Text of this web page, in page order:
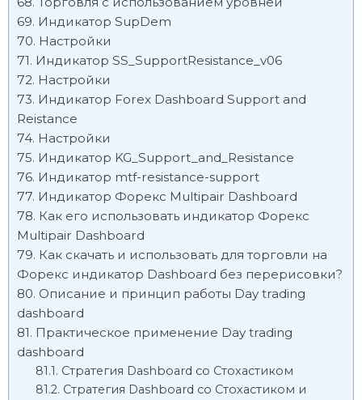
Индикатор SupDem
Настройки
Индикатор SS_SupportResistance_v06
Настройки
Индикатор Forex Dashboard Support and
Reistance
Настройки
Индикатор KG_Support_and_Resistance
Индикатор mtf-resistance-support
Индикатор Форекс Multipair Dashboard
Как его использовать индикатор Форекс
Multipair Dashboard
Как скачать и использовать для торговли на
Форекс индикатор Dashboard без перерисовки?
Описание и принцип работы Day trading
dashboard
Практическое применение Day trading
dashboard
Стратегия Dashboard со Стохастиком
Стратегия Dashboard со Стохастиком и